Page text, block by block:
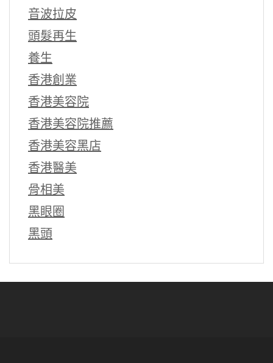
音波拉皮
頭髮再生
養生
香港創業
香港美容院
香港美容院推薦
香港美容黑店
香港醫美
骨相美
黑眼圈
黑頭